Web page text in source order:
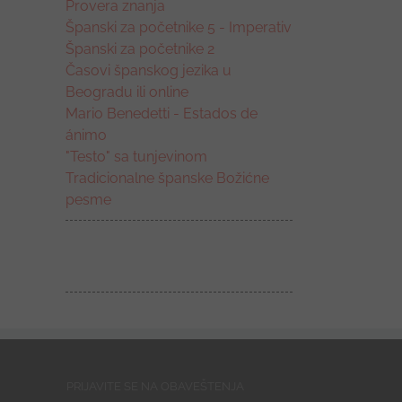
Provera znanja
Španski za početnike 5 - Imperativ
Španski za početnike 2
Časovi španskog jezika u
Beogradu ili online
Mario Benedetti - Estados de
ánimo
"Testo" sa tunjevinom
Tradicionalne španske Božićne
pesme